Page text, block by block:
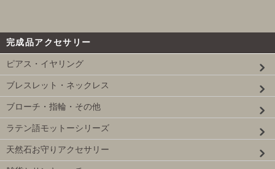
完成品アクセサリー
ピアス・イヤリング
ブレスレット・ネックレス
ブローチ・指輪・その他
ラテン語モットーシリーズ
天然石お守りアクセサリー